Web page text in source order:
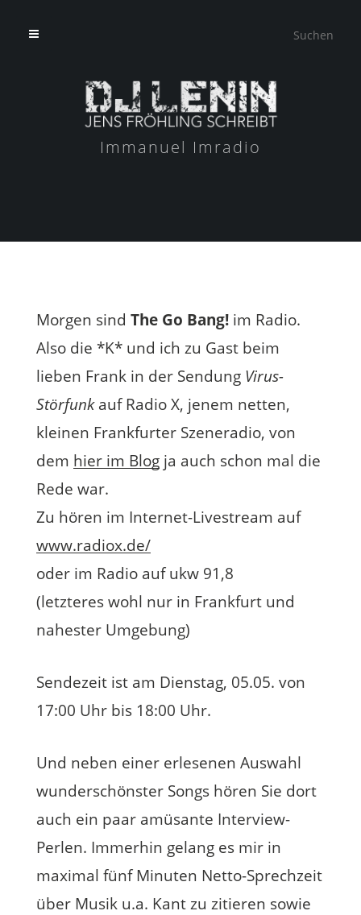
Immanuel Imradio
Morgen sind The Go Bang!im Radio.
Also die *K* und ich zu Gast beim
lieben Frank in der Sendung Virus-
Störfunkauf Radio X, jenem netten,
kleinen Frankfurter Szeneradio, von
dem hier im Blogja auch schon mal die
Rede war.
Zu hören im Internet-Livestream auf
www.radiox.de/
oder im Radio auf ukw 91,8
(letzteres wohl nur in Frankfurt und
nahester Umgebung)
Sendezeit ist am Dienstag, 05.05. von
17:00 Uhr bis 18:00 Uhr.
Und neben einer erlesenen Auswahl
wunderschönster Songs hören Sie dort
auch ein paar amüsante Interview-
Perlen. Immerhin gelang es mir in
maximal fünf Minuten Netto-Sprechzeit
über Musik u.a. Kant zu zitieren sowie